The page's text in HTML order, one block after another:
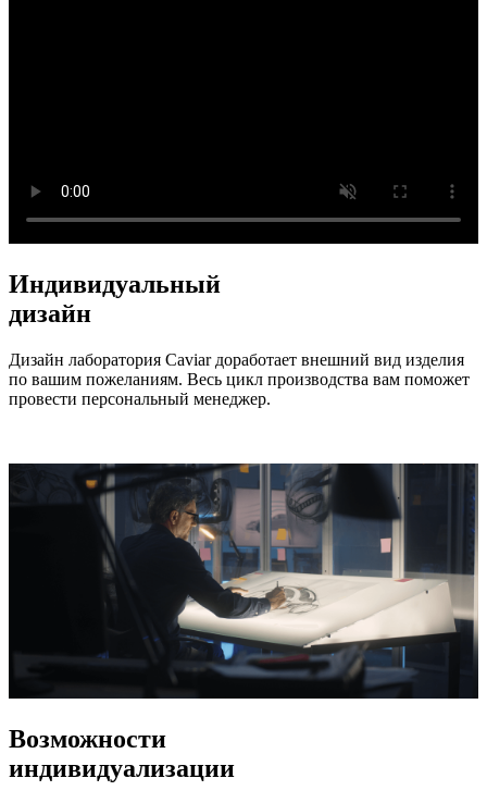
Индивидуальный
дизайн
Дизайн лаборатория Caviar доработает внешний вид изделия
по вашим пожеланиям. Весь цикл производства вам поможет
провести персональный менеджер.
Возможности
индивидуализации